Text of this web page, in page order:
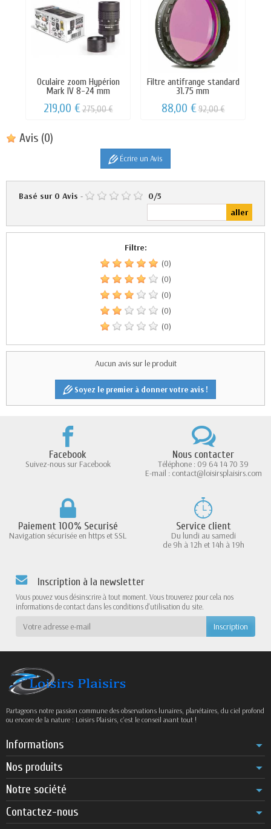
Oculaire zoom Hypérion
Mark IV 8-24 mm
219,00 €275,00 €
Filtre antifrange standard
31.75 mm
88,00 €92,00 €
Avis (0)
Écrire un Avis
Basé sur 0 Avis - 0/5
Filtre:
(0)
(0)
(0)
(0)
(0)
Aucun avis sur le produit
Soyez le premier à donner votre avis !
Facebook
Suivez-nous sur Facebook
Nous contacter
Téléphone : 09 64 14 70 39
E-mail : contact@loisirsplaisirs.com
Paiement 100% Securisé
Navigation sécurisée en https et SSL
Service client
Du lundi au samedi
de 9h à 12h et 14h à 19h
Inscription à la newsletter
Vous pouvez vous désinscrire à tout moment. Vous trouverez pour cela nos
informations de contact dans les conditions d'utilisation du site.
Partageons notre passion commune des observations lunaires, planétaires, du ciel profond
ou encore de la nature : Loisirs Plaisirs, c’est le conseil avant tout !
Informations
Nos produits
Notre société
Contactez-nous